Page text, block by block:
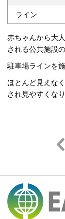
ライン
赤ちゃんから大
される公共施設の
駐車場ラインを
ほとんど見えな
され見やすくな